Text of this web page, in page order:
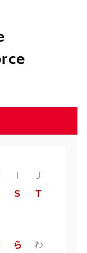
I
J
S
T
ら わ